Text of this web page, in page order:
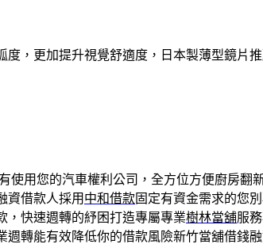
，更加提升視覺舒適度，日本製薄型鏡片
使用您的汽車權利公司，全方位方便廚房翻
資借款人採用 中和借款固定有資金需求的您
，快速週轉的紓困打造專屬專業樹林當舖服
週轉能有效降低你的借款風險新竹當舖借錢